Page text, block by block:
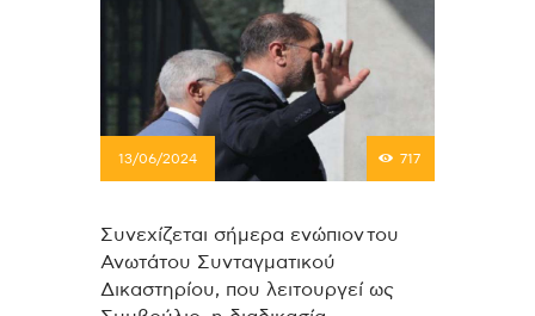
13/06/2024 717
Συνεχίζεται σήμερα ενώπιον του
Ανωτάτου Συνταγματικού
Δικαστηρίου, που λειτουργεί ως